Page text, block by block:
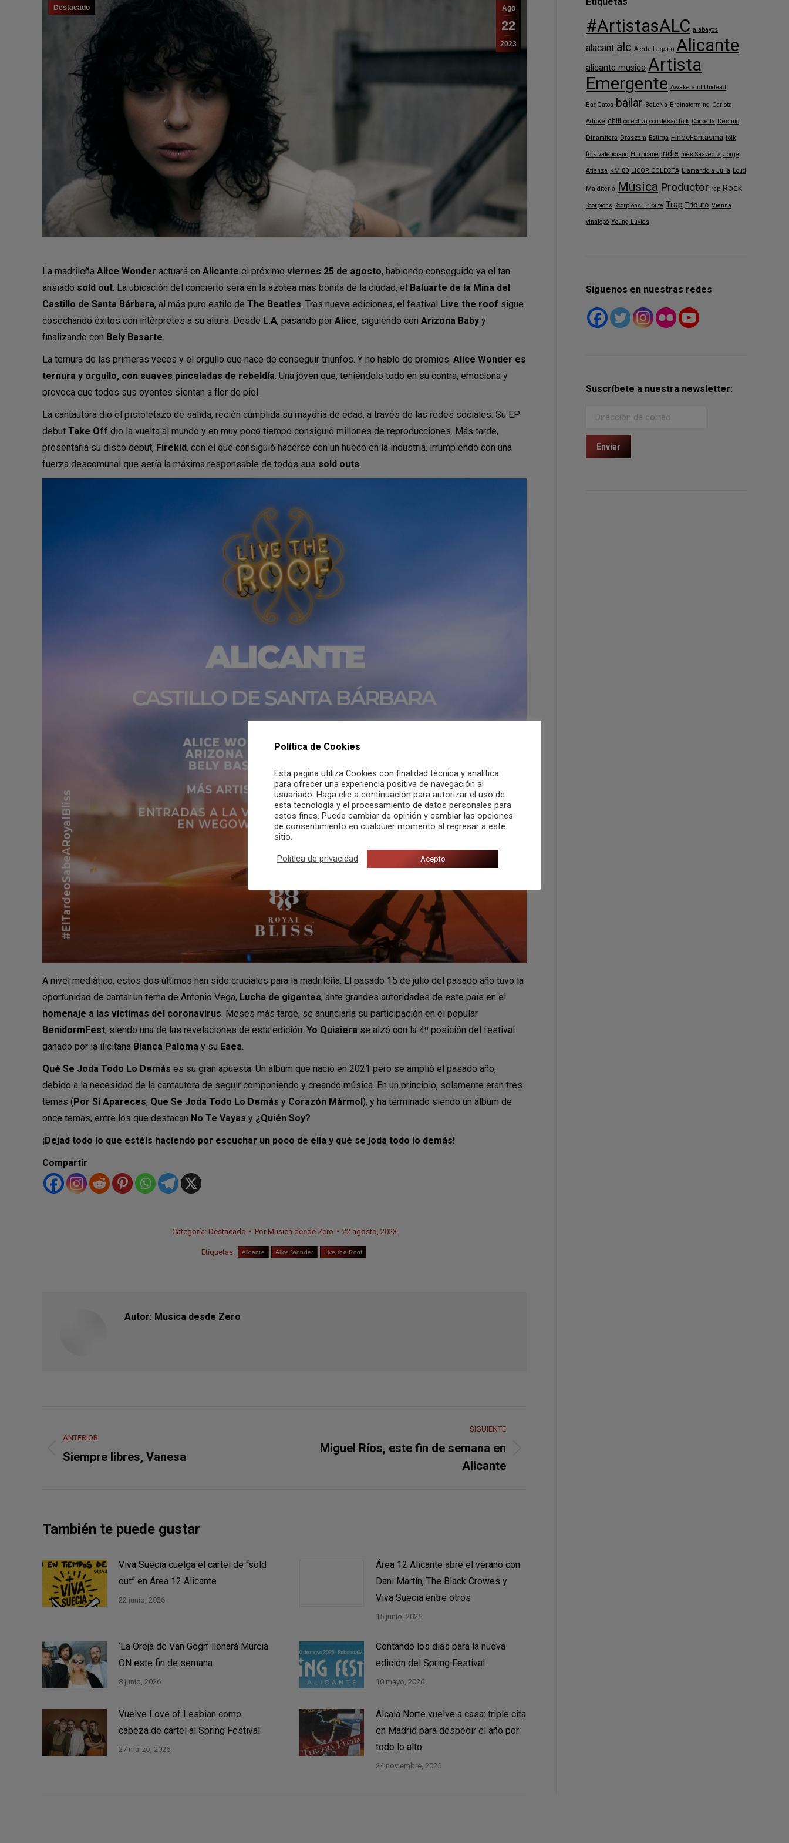
Ago
22
2023
Destacado
La madrileña Alice Wonder actuará en Alicante el próximo viernes 25 de agosto, habiendo conseguido ya el tan
ansiado sold out . La ubicación del concierto será en la azotea más bonita de la ciudad, el Baluarte de la Mina del
Castillo de Santa Bárbara, al más puro estilo de The Beatles . Tras nueve ediciones, el festival Live the roof sigue
cosechando éxitos con intérpretes a su altura. Desde L.A, pasando por Alice, siguiendo con Arizona Baby y
finalizando con Bely Basarte
La ternura de las primeras veces y el orgullo que nace de conseguir triunfos. Y no hablo de premios. Alice Wonder es
ternura y orgullo, con suaves pinceladas de rebeldía . Una joven que, teniéndolo todo en su contra, emociona y
provoca que todos sus oyentes sientan a flor de piel.
La cantautora dio el pistoletazo de salida, recién cumplida su mayoría de edad, a través de las redes sociales. Su EP
debut Take Off dio la vuelta al mundo y en muy poco tiempo consiguió millones de reproducciones. Más tarde,
presentaría su disco debut, Firekid, con el que consiguió hacerse con un hueco en la industria, irrumpiendo con una
fuerza descomunal que sería la máxima responsable de todos sus sold outs
A nivel mediático, estos dos últimos han sido cruciales para la madrileña. El pasado 15 de julio del pasado año tuvo la
oportunidad de cantar un tema de Antonio Vega, Lucha de gigantes, ante grandes autoridades de este país en el
homenaje a las víctimas del coronavirus . Meses más tarde, se anunciaría su participación en el popular
BenidormFest, siendo una de las revelaciones de esta edición. Yo Quisiera se alzó con la 4º posición del festival
ganado por la ilicitana Blanca Paloma y su Eaea
Qué Se Joda Todo Lo Demás es su gran apuesta. Un álbum que nació en 2021 pero se amplió el pasado año,
debido a la necesidad de la cantautora de seguir componiendo y creando música. En un principio, solamente eran tres
temas (Por Si Apareces, Que Se Joda Todo Lo Demás y Corazón Mármol), y ha terminado siendo un álbum de
once temas, entre los que destacan No Te Vayas y ¿Quién Soy?
¡Dejad todo lo que estéis haciendo por escuchar un poco de ella y qué se joda todo lo demás!
Compartir
Categoría: Destacado Por Musica desde Zero 22 agosto, 2023
Etiquetas: Alicante Alice Wonder Live the Roof
Autor: Musica desde Zero
entre
publicaciones
ANTERIOR
Publicación
Siempre libres, Vanesa
SIGUIENTE
Publicación
Miguel Ríos, este fin de semana en
Alicante
También te puede gustar
Viva Suecia cuelga el cartel de “sold
out” en Área 12 Alicante
22 junio, 2026
Área 12 Alicante abre el verano con
Dani Martín, The Black Crowes y
Viva Suecia entre otros
15 junio, 2026
‘La Oreja de Van Gogh’ llenará Murcia
ON este fin de semana
8 junio, 2026
Contando los días para la nueva
edición del Spring Festival
10 mayo, 2026
Vuelve Love of Lesbian como
cabeza de cartel al Spring Festival
27 marzo, 2026
Alcalá Norte vuelve a casa: triple cita
en Madrid para despedir el año por
todo lo alto
24 noviembre, 2025
#ArtistasALC alabayos
alacant alc Alerta Lagarto Alicante
alicante musica Artista
Emergente Awake and Undead
BadGatos bailar BeLoNa Brainstorming Carlota
Adrove chill colectivo cooldesac folk Corbella Destino
Dinamitera Draszem Estirga FindeFantasma folk
folk valenciano Hurricane indie Inés Saavedra Jorge
Atienza KM.80 LICOR COLECTA Llamando a Julia Loud
Malditeria Música Productor rap Rock
Scorpions Scorpions Tribute Trap Tributo Vienna
vinalopó Young Luvies
Síguenos en nuestras redes
Suscríbete a nuestra newsletter:
Política de Cookies
Esta pagina utiliza Cookies con finalidad técnica y analítica
para ofrecer una experiencia positiva de navegación al
usuariado. Haga clic a continuación para autorizar el uso de
esta tecnología y el procesamiento de datos personales para
estos fines. Puede cambiar de opinión y cambiar las opciones
de consentimiento en cualquier momento al regresar a este
sitio.
Política de privacidad Acepto